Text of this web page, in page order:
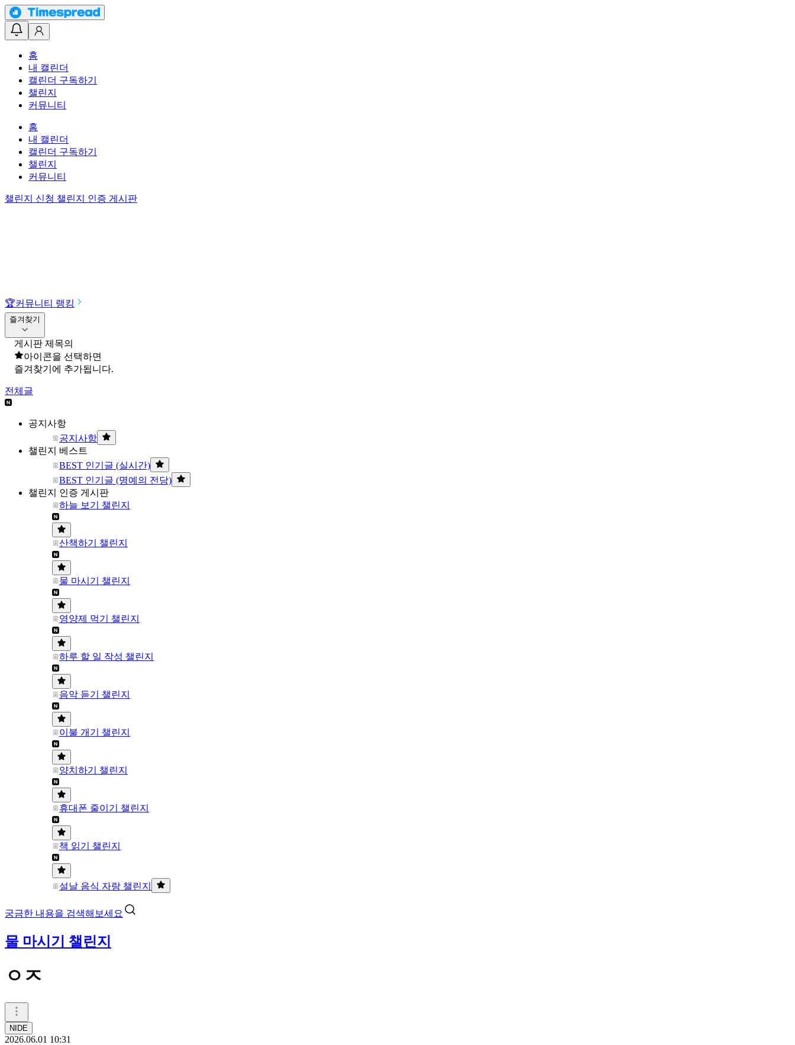
홈
내 캘린더
캘린더 구독하기
챌린지
커뮤니티
홈
내 캘린더
캘린더 구독하기
챌린지
커뮤니티
챌린지 신청 챌린지 인증 게시판
🏆커뮤니티 랭킹
즐겨찾기
게시판 제목의
아이콘을 선택하면
즐겨찾기에 추가됩니다.
전체글
공지사항
공지사항
챌린지 베스트
BEST 인기글 (실시간)
BEST 인기글 (명예의 전당)
챌린지 인증 게시판
하늘 보기 챌린지
산책하기 챌린지
물 마시기 챌린지
영양제 먹기 챌린지
하루 할 일 작성 챌린지
음악 듣기 챌린지
이불 개기 챌린지
양치하기 챌린지
휴대폰 줄이기 챌린지
책 읽기 챌린지
설날 음식 자랑 챌린지
궁금한 내용을 검색해보세요
물 마시기 챌린지
ㅇㅈ
NIDE
2026.06.01 10:31